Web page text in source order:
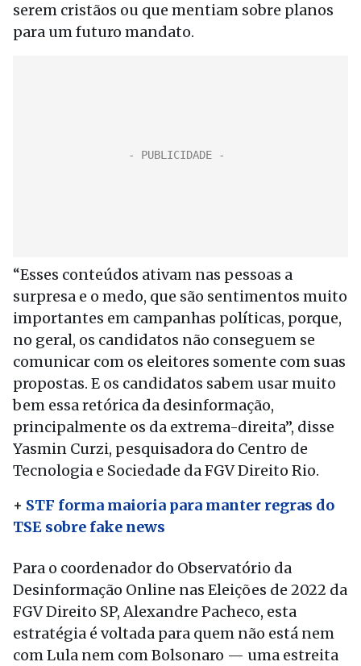
serem cristãos ou que mentiam sobre planos
para um futuro mandato.
“Esses conteúdos ativam nas pessoas a
surpresa e o medo, que são sentimentos muito
importantes em campanhas políticas, porque,
no geral, os candidatos não conseguem se
comunicar com os eleitores somente com suas
propostas. E os candidatos sabem usar muito
bem essa retórica da desinformação,
principalmente os da extrema-direita”, disse
Yasmin Curzi, pesquisadora do Centro de
Tecnologia e Sociedade da FGV Direito Rio.
+ STF forma maioria para manter regras do
TSE sobre fake news
Para o coordenador do Observatório da
Desinformação Online nas Eleições de 2022 da
FGV Direito SP, Alexandre Pacheco, esta
estratégia é voltada para quem não está nem
com Lula nem com Bolsonaro — uma estreita